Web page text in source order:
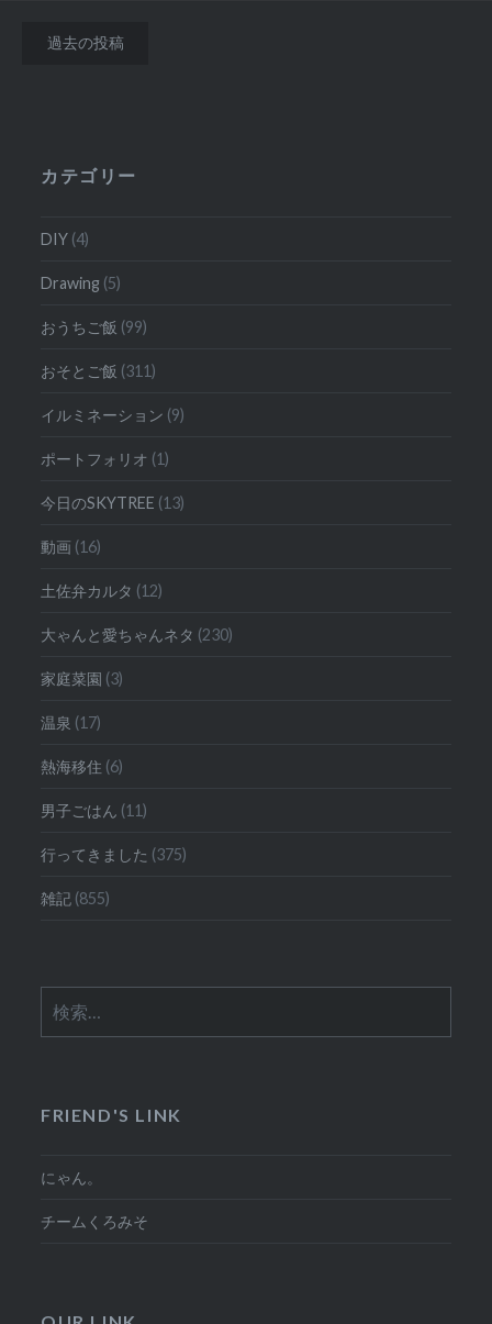
投
ゲ
ー
シ
ン
過去の投稿
カテゴリー
DIY (4)
Drawing (5)
おうちご飯 (99)
おそとご飯 (311)
イルミネーション (9)
ポートフォリオ (1)
今日のSKYTREE (13)
動画 (16)
土佐弁カルタ (12)
大ゃんと愛ちゃんネタ (230)
家庭菜園 (3)
温泉 (17)
熱海移住 (6)
男子ごはん (11)
行ってきました (375)
雑記 (855)
索:
FRIEND'S LINK
にゃん。
チームくろみそ